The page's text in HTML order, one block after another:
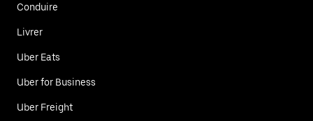
Conduire
Livrer
Uber Eats
Uber for Business
Uber Freight